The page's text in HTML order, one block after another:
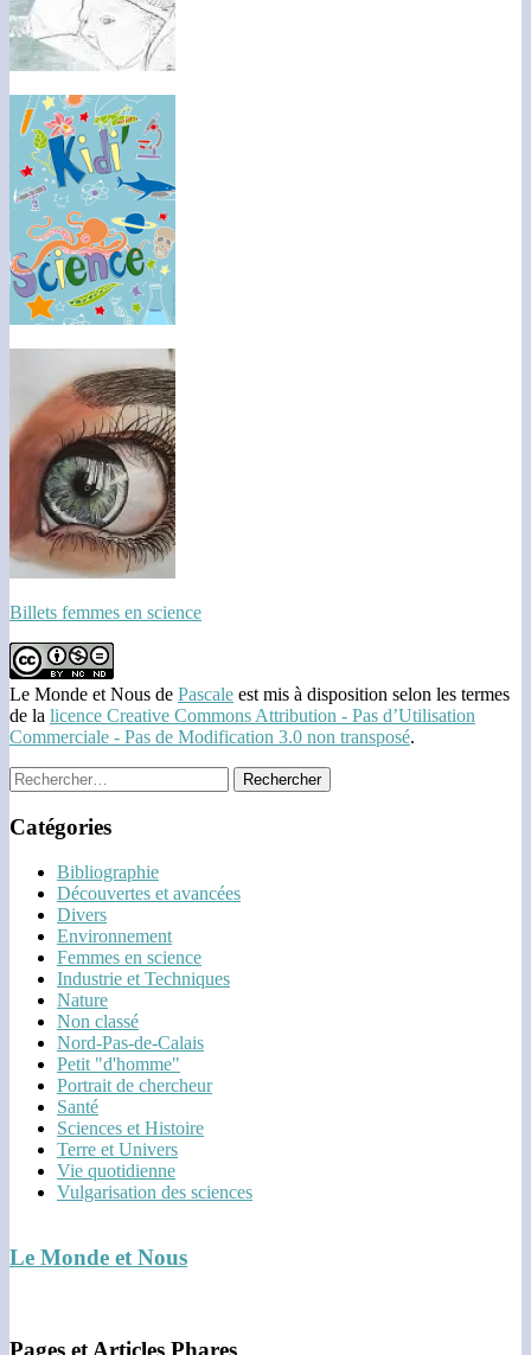
Billets femmes en science
Le Monde et Nous de Pascale est mis à disposition selon les termes
de la licence Creative Commons Attribution - Pas d’Utilisation
Commerciale - Pas de Modification 3.0 non transposé.
Rechercher :
Catégories
Bibliographie
Découvertes et avancées
Divers
Environnement
Femmes en science
Industrie et Techniques
Nature
Non classé
Nord-Pas-de-Calais
Petit "d'homme"
Portrait de chercheur
Santé
Sciences et Histoire
Terre et Univers
Vie quotidienne
Vulgarisation des sciences
Le Monde et Nous
Pages et Articles Phares